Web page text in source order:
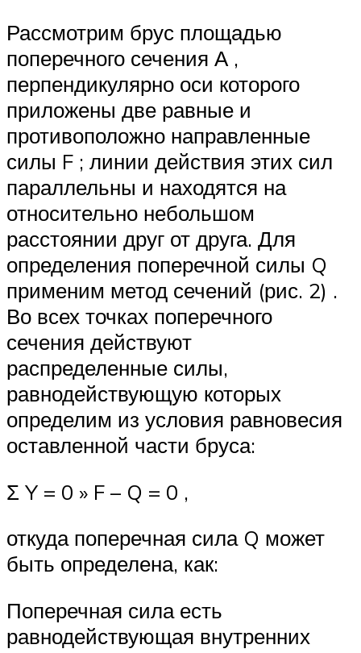
Рассмотрим брус площадью
поперечного сечения А ,
перпендикулярно оси которого
приложены две равные и
противоположно направленные
силы F ; линии действия этих сил
параллельны и находятся на
относительно небольшом
расстоянии друг от друга. Для
определения поперечной силы Q
применим метод сечений (рис. 2) .
Во всех точках поперечного
сечения действуют
распределенные силы,
равнодействующую которых
определим из условия равновесия
оставленной части бруса:
Σ Y = 0 » F – Q = 0 ,
откуда поперечная сила Q может
быть определена, как:
Поперечная сила есть
равнодействующая внутренних